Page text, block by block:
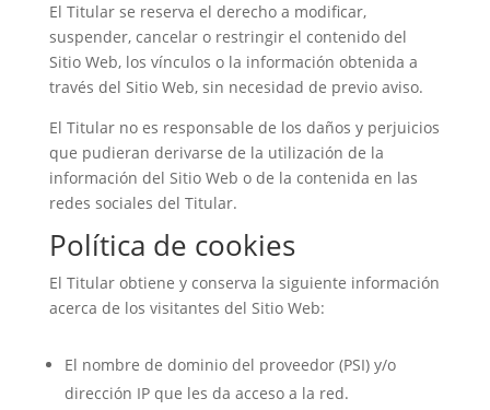
El Titular se reserva el derecho a modificar,
suspender, cancelar o restringir el contenido del
Sitio Web, los vínculos o la información obtenida a
través del Sitio Web, sin necesidad de previo aviso.
El Titular no es responsable de los daños y perjuicios
que pudieran derivarse de la utilización de la
información del Sitio Web o de la contenida en las
redes sociales del Titular.
Política de cookies
El Titular obtiene y conserva la siguiente información
acerca de los visitantes del Sitio Web:
El nombre de dominio del proveedor (PSI) y/o
dirección IP que les da acceso a la red.